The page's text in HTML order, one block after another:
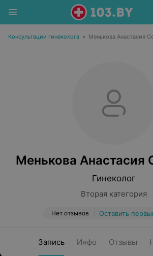
Консультации гинеколога • Менькова Анастасия
Менькова Анастасия
Гинеколог
Вторая категория
Нет отзывов Оставить
Запись Инфо Отзывы